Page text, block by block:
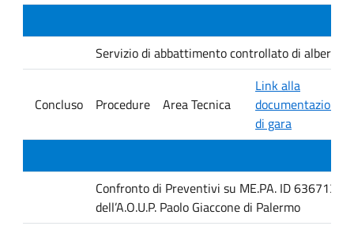
Servizio di abbattimento controllato di
Concluso Procedure Area Tecnica
Link alla
documentazione
di gara
Confronto di Preventivi su ME.PA. ID 6367131
dell’A.O.U.P. Paolo Giaccone di Palermo